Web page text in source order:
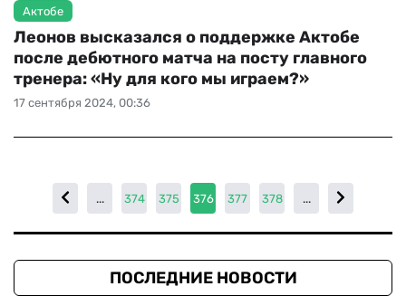
Актобе
17 сентября 2024, 00:36
Леонов высказался о поддержке Актобе
после дебютного матча на посту главного
тренера: «Ну для кого мы играем?»
... 374 375 376 377 378 ...
ПОСЛЕДНИЕ НОВОСТИ